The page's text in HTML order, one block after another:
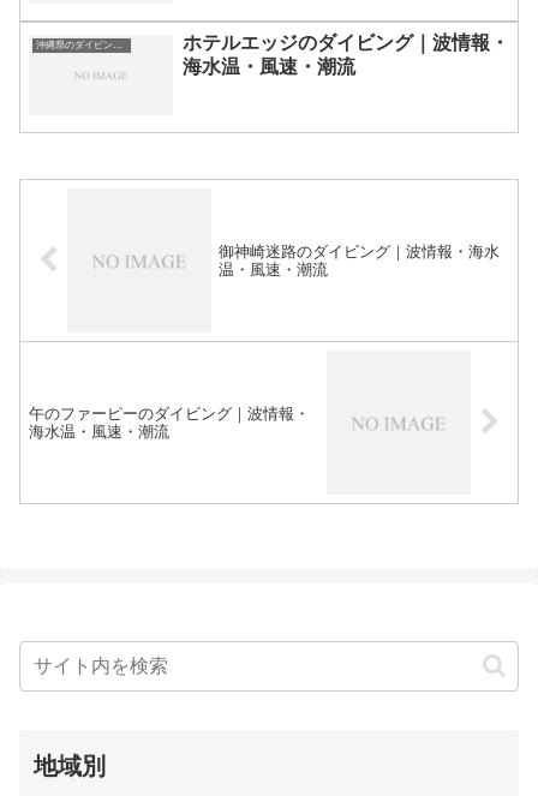
ホテルエッジのダイビング｜波情報・
海水温・風速・潮流
御神崎迷路のダイビング｜波情報・海水
温・風速・潮流
午のファーピーのダイビング｜波情報・
海水温・風速・潮流
地域別